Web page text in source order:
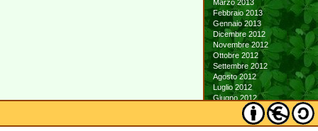
Marzo 2013
Febbraio 2013
Gennaio 2013
Dicembre 2012
Novembre 2012
Ottobre 2012
Settembre 2012
Agosto 2012
Luglio 2012
Giugno 2012
Maggio 2012
Aprile 2012